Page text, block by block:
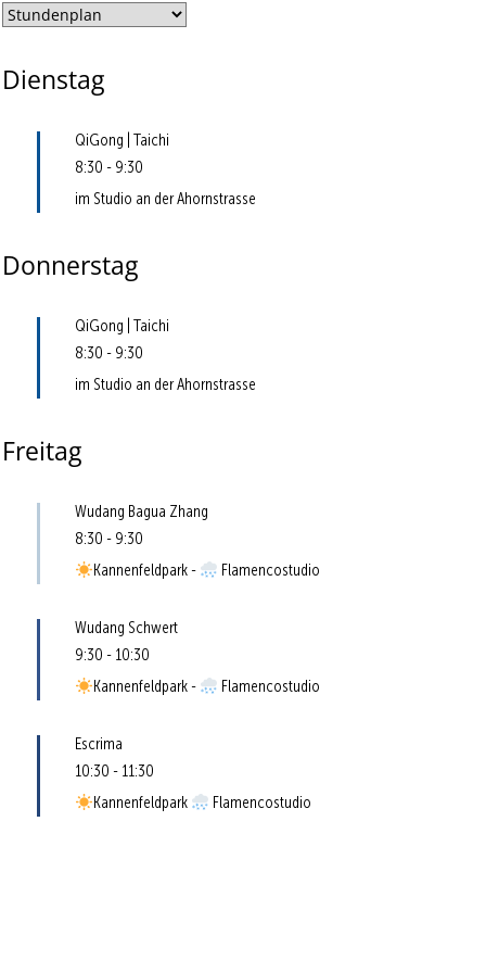
Dienstag
QiGong | Taichi
8:30 - 9:30
im Studio an der Ahornstrasse
Donnerstag
QiGong | Taichi
8:30 - 9:30
im Studio an der Ahornstrasse
Freitag
Wudang Bagua Zhang
8:30 - 9:30
Kannenfeldpark -
Flamencostudio
Wudang Schwert
9:30 - 10:30
Kannenfeldpark -
Flamencostudio
Escrima
10:30 - 11:30
Kannenfeldpark
Flamencostudio